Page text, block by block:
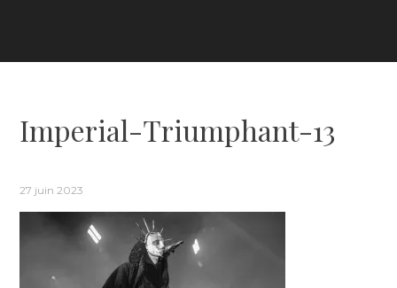
Imperial-Triumphant-13
27 juin 2023